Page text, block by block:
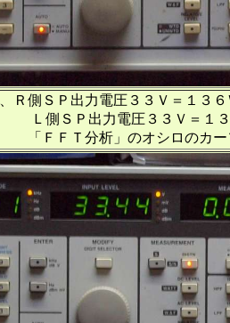
Ｒ側ＳＰ出力電圧３３Ｖ＝１３
３３Ｖ＝１３６Ｗ出
シロのカーソル周波数